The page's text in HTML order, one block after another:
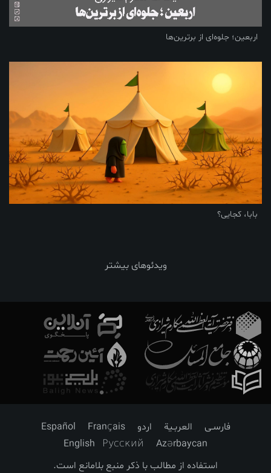
اربعین؛ جلوه‌ای از برترین‌ها
بابا، کجایی؟
ویدئوهای بیشتر
فارسـی العربـیة اردو Français
Español
Azərbaycan
Русский
English
استفاده از مطالب با ذکر منبع بلامانع است.